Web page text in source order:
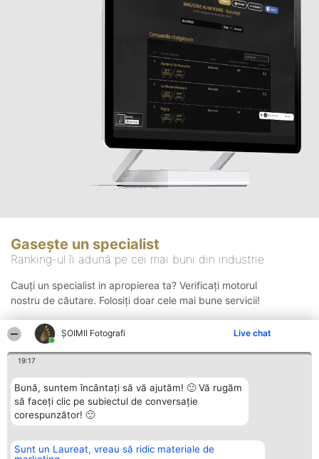
ȘOIMII Fotografi Live chat
19:17
Bună, suntem încântați să vă ajutăm! 🙂 Vă rugăm
să faceți clic pe subiectul de conversație
corespunzător! 🙂
Sunt un Laureat, vreau să ridic materiale de
Gasește un specialist
Ranking-ul îi adună pe cei mai buni din industrie
Cauți un specialist in apropierea ta? Verificați motorul
nostru de căutare. Folosiți doar cele mai bune servicii!
Organizator Ranking Plebiscyt Contact